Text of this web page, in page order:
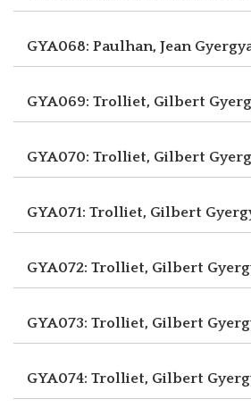
GYA068: Paulhan, Jean
GYA069: Trolliet, Gilbert
GYA070: Trolliet, Gilbert
GYA071: Trolliet, Gilbert
GYA072: Trolliet, Gilbert
GYA073: Trolliet, Gilbert
GYA074: Trolliet, Gilbert